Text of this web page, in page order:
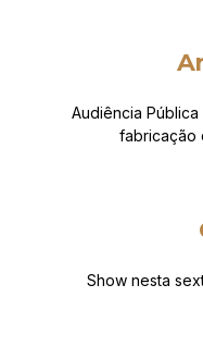
Audiência
fabricação
Show nesta